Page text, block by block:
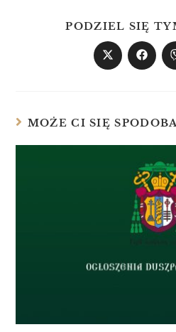
PODZIEL SIĘ
MOŻE CI SIĘ